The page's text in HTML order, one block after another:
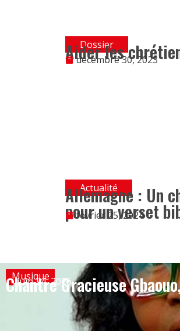
Dossier
Aider les
décembre 30, 2023
Actualité
Allemagne : Un
pour un verset
février 25, 2024
Musique
juin 24, 2026
Chantre Gracieuse